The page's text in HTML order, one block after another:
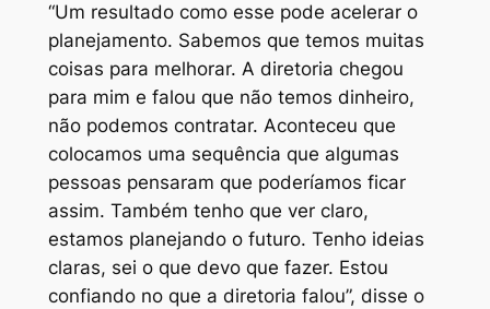
“Um resultado como esse pode acelerar o
planejamento. Sabemos que temos muitas
coisas para melhorar. A diretoria chegou
para mim e falou que não temos dinheiro,
não podemos contratar. Aconteceu que
colocamos uma sequência que algumas
pessoas pensaram que poderíamos ficar
assim. Também tenho que ver claro,
estamos planejando o futuro. Tenho ideias
claras, sei o que devo que fazer. Estou
confiando no que a diretoria falou”, disse o